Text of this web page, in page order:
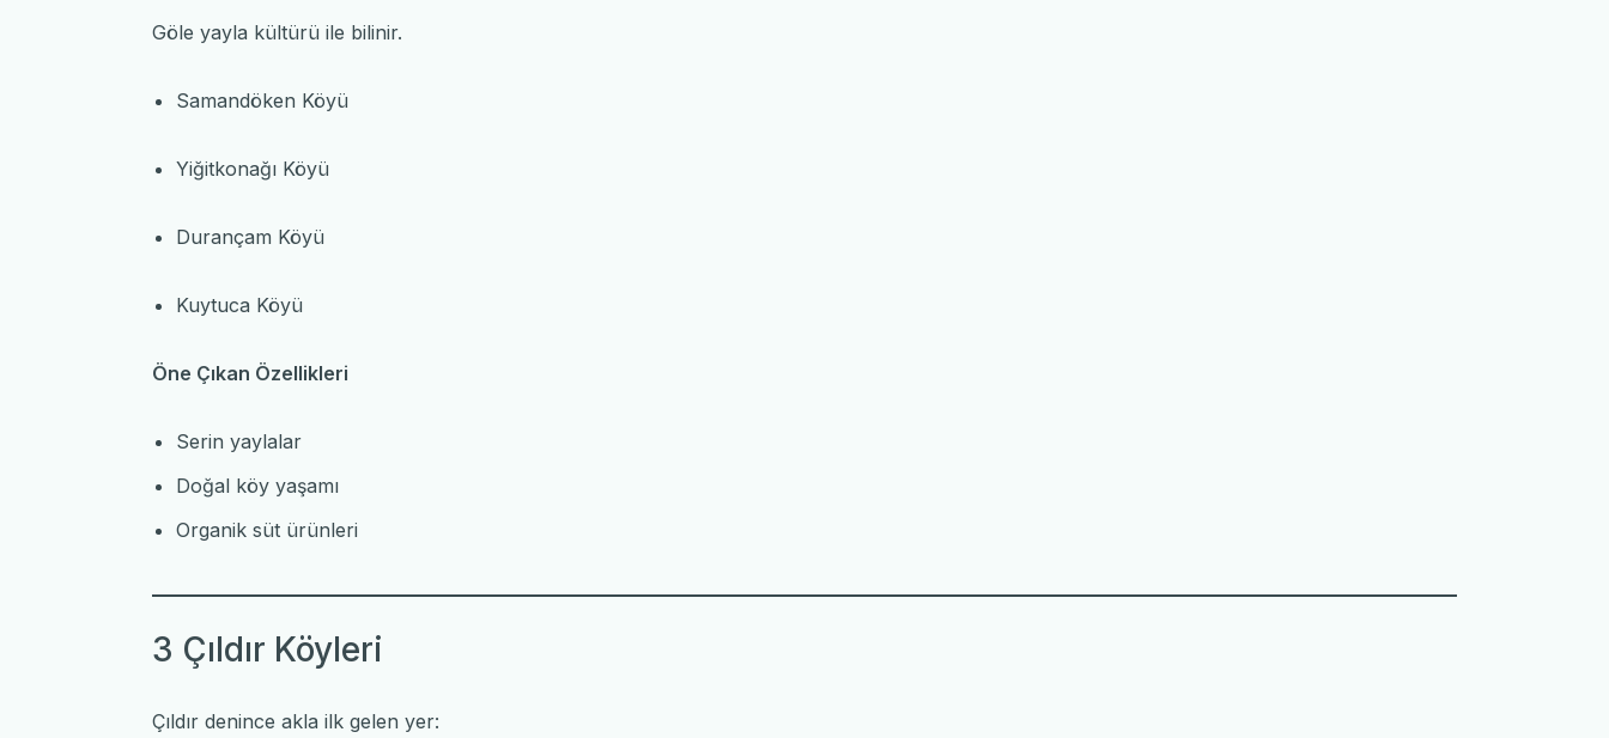
Göle yayla kültürü ile bilinir.
Samandöken Köyü
Yiğitkonağı Köyü
Durançam Köyü
Kuytuca Köyü
Öne Çıkan Özellikleri
Serin yaylalar
Doğal köy yaşamı
Organik süt ürünleri
3 Çıldır Köyleri
Çıldır denince akla ilk gelen yer: